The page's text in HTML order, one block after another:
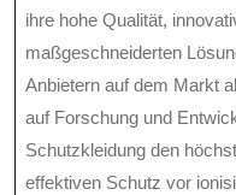
ihre hohe Qualität,
maßgeschneiderten
Anbietern auf dem Markt
auf Forschung und
Schutzkleidung den
effektiven Schutz vor